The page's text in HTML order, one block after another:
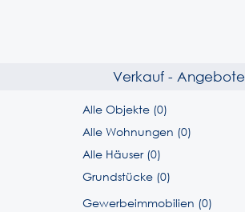
Verkauf - Angebote
Alle Objekte (0)
Alle Wohnungen (0)
Alle Häuser (0)
Grundstücke (0)
Gewerbeimmobilien (0)